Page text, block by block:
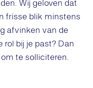
Wij geloven dat
frisse blik minstens
afvinken van de
bij je past? Dan
te solliciteren.